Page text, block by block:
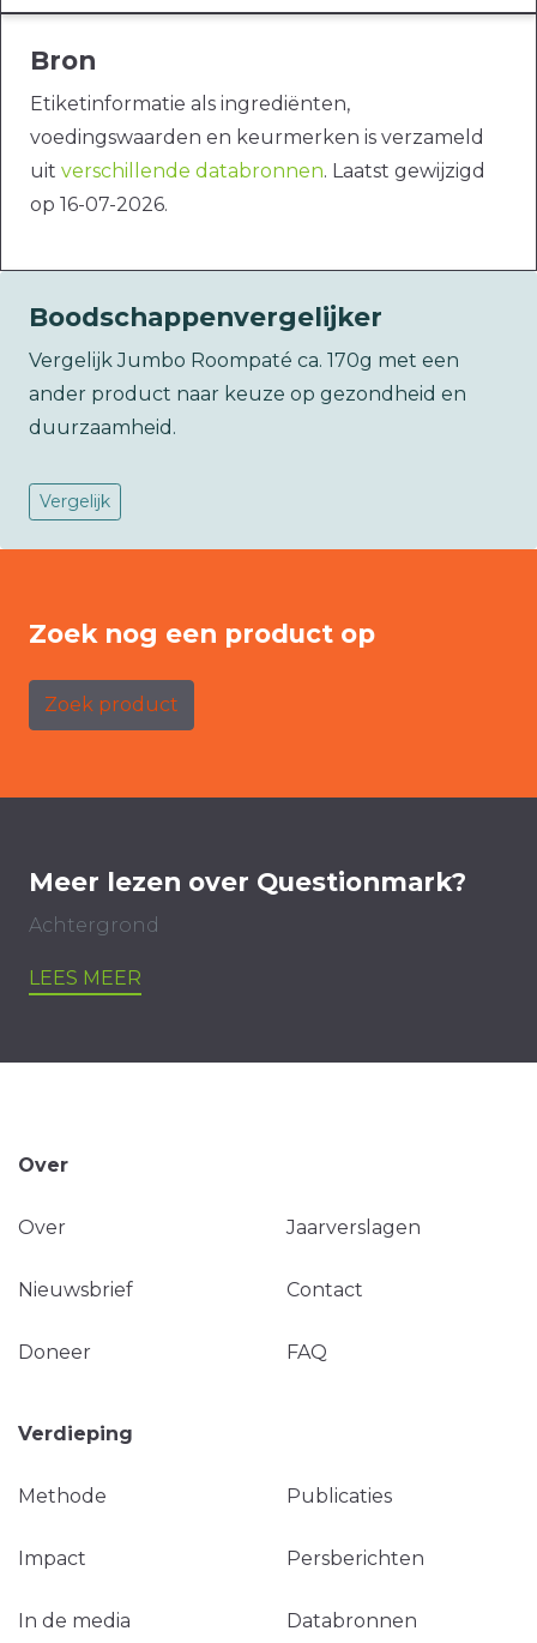
Bron
Etiketinformatie als ingrediënten,
voedingswaarden en keurmerken is verzameld
uit verschillende databronnen. Laatst gewijzigd
op 16-07-2026.
Boodschappenvergelijker
Vergelijk Jumbo Roompaté ca. 170g met een
ander product naar keuze op gezondheid en
duurzaamheid.
Vergelijk
Zoek nog een product op
Zoek product
Meer lezen over Questionmark?
Achtergrond
LEES MEER
Over
Over Jaarverslagen
Nieuwsbrief Contact
Doneer FAQ
Verdieping
Methode Publicaties
Impact Persberichten
In de media Databronnen